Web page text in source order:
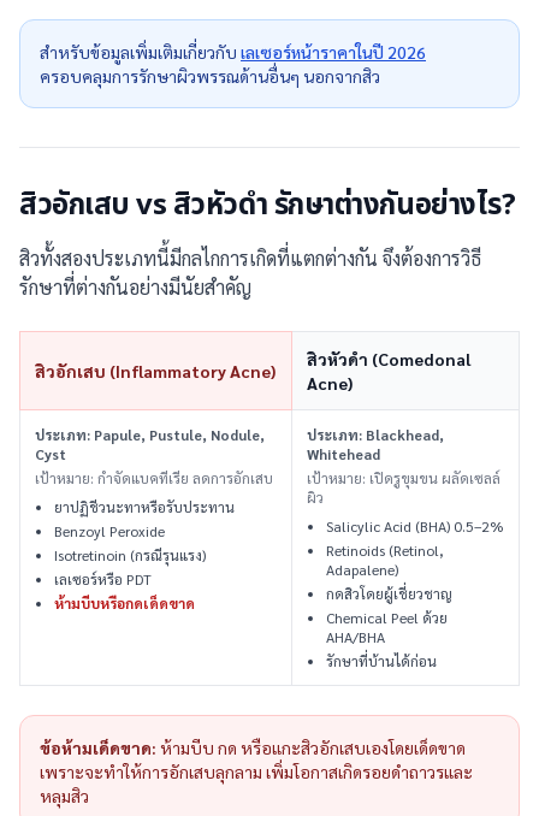
สำหรับข้อมูลเพิ่มเติมเกี่ยวกับ เลเซอร์หน้าราคาในปี 2026
ครอบคลุมการรักษาผิวพรรณด้านอื่นๆ นอกจากสิว
สิวอักเสบ vs สิวหัวดำ รักษาต่างกันอย่างไร?
สิวทั้งสองประเภทนี้มีกลไกการเกิดที่แตกต่างกัน จึงต้องการวิธี
รักษาที่ต่างกันอย่างมีนัยสำคัญ
สิวอักเสบ (Inflammatory Acne)
สิวหัวดำ (Comedonal
Acne)
ประเภท: Papule, Pustule, Nodule,
Cyst
เป้าหมาย: กำจัดแบคทีเรีย ลดการอักเสบ
ยาปฏิชีวนะทาหรือรับประทาน
Benzoyl Peroxide
Isotretinoin (กรณีรุนแรง)
เลเซอร์หรือ PDT
ห้ามบีบหรือกดเด็ดขาด
ประเภท: Blackhead,
Whitehead
เป้าหมาย: เปิดรูขุมขน ผลัดเซลล์
ผิว
Salicylic Acid (BHA) 0.5–2%
Retinoids (Retinol,
Adapalene)
กดสิวโดยผู้เชี่ยวชาญ
Chemical Peel ด้วย
AHA/BHA
รักษาที่บ้านได้ก่อน
ข้อห้ามเด็ดขาด: ห้ามบีบ กด หรือแกะสิวอักเสบเองโดยเด็ดขาด
เพราะจะทำให้การอักเสบลุกลาม เพิ่มโอกาสเกิดรอยดำถาวรและ
หลุมสิว